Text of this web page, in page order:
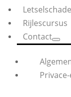
Letselschade
Rijlescursus
Contact